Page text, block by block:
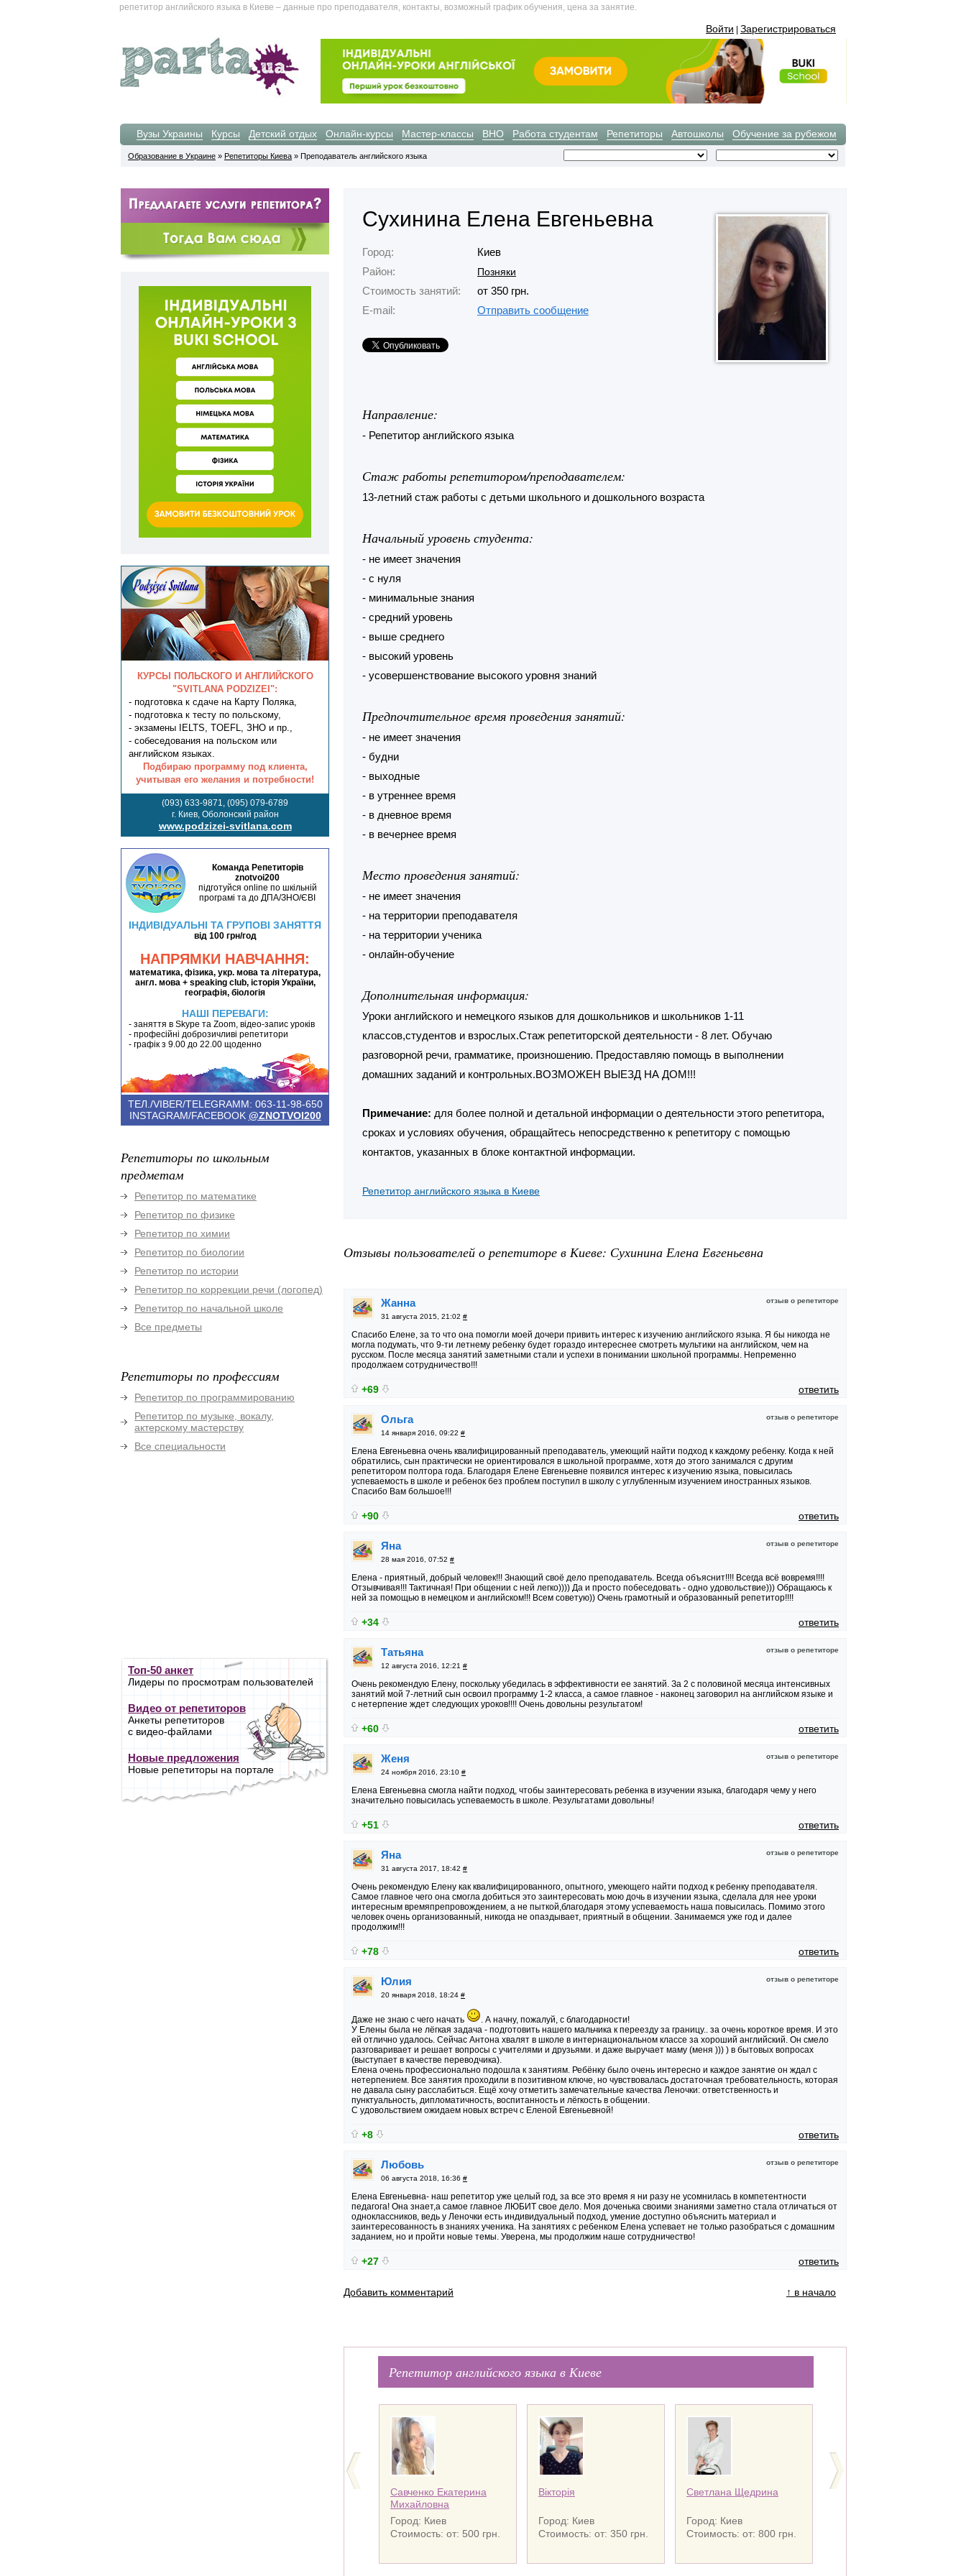
репетитор английского языка в Киеве – данные про преподавателя, контакты, возможный график обучения, цена за занятие.
Войти Зарегистрироваться
Вузы Украины Курсы Детский отдых Онлайн-курсы Мастер-классы ВНО Работа студентам Репетиторы Автошколы Обучение за рубежом
Образование в Украине » Репетиторы Киева » Преподаватель английского языка
Сухинина Елена Евгеньевна
Город:
Киев
Район:
Позняки
Стоимость занятий:
от 350 грн.
E-mail:
Отправить сообщение
Направление:
- Репетитор английского языка
Стаж работы репетитором/преподавателем:
13-летний стаж работы с детьми школьного и дошкольного возраста
Начальный уровень студента:
- не имеет значения
- с нуля
- минимальные знания
- средний уровень
- выше среднего
- высокий уровень
- усовершенствование высокого уровня знаний
Предпочтительное время проведения занятий:
- не имеет значения
- будни
- выходные
- в утреннее время
- в дневное время
- в вечернее время
Место проведения занятий:
- не имеет значения
- на территории преподавателя
- на территории ученика
- онлайн-обучение
Дополнительная информация:
Уроки английского и немецкого языков для дошкольников и школьников 1-11
классов,студентов и взрослых.Стаж репетиторской деятельности - 8 лет. Обучаю
разговорной речи, грамматике, произношению. Предоставляю помощь в выполнении
домашних заданий и контрольных.ВОЗМОЖЕН ВЫЕЗД НА ДОМ!!!
Примечание: для более полной и детальной информации о деятельности этого репетитора,
сроках и условиях обучения, обращайтесь непосредственно к репетитору с помощью
контактов, указанных в блоке контактной информации.
Репетитор английского языка в Киеве
Отзывы пользователей о репетиторе в Киеве: Сухинина Елена Евгеньевна
отзыв о репетиторе
Жанна
31 августа 2015, 21:02 #
Спасибо Елене, за то что она помогли моей дочери привить интерес к изучению английского языка. Я бы никогда не
могла подумать, что 9-ти летнему ребенку будет гораздо интереснее смотреть мультики на английском, чем на
русском. После месяца занятий заметными стали и успехи в понимании школьной программы. Непременно
продолжаем сотрудничество!!!
+69 ответить
отзыв о репетиторе
Ольга
14 января 2016, 09:22 #
Елена Евгеньевна очень квалифицированный преподаватель, умеющий найти подход к каждому ребенку. Когда к ней
обратились, сын практически не ориентировался в школьной программе, хотя до этого занимался с другим
репетитором полтора года. Благодаря Елене Евгеньевне появился интерес к изучению языка, повысилась
успеваемость в школе и ребенок без проблем поступил в школу с углубленным изучением иностранных языков.
Спасибо Вам большое!!!
+90 ответить
отзыв о репетиторе
Яна
28 мая 2016, 07:52 #
Елена - приятный, добрый человек!!! Знающий своё дело преподаватель. Всегда объяснит!!!! Всегда всё вовремя!!!!
Отзывчивая!!! Тактичная! При общении с ней легко)))) Да и просто побеседовать - одно удовольствие))) Обращаюсь к
ней за помощью в немецком и английском!!! Всем советую)) Очень грамотный и образованный репетитор!!!!
+34 ответить
отзыв о репетиторе
Татьяна
12 августа 2016, 12:21 #
Очень рекомендую Елену, поскольку убедилась в эффективности ее занятий. За 2 с половиной месяца интенсивных
занятий мой 7-летний сын освоил программу 1-2 класса, а самое главное - наконец заговорил на английском языке и
с нетерпение ждет следующих уроков!!!! Очень довольны результатом!
+60 ответить
отзыв о репетиторе
Женя
24 ноября 2016, 23:10 #
Елена Евгеньевна смогла найти подход, чтобы заинтересовать ребенка в изучении языка, благодаря чему у него
значительно повысилась успеваемость в школе. Результатами довольны!
+51 ответить
отзыв о репетиторе
Яна
31 августа 2017, 18:42 #
Очень рекомендую Елену как квалифицированного, опытного, умеющего найти подход к ребенку преподавателя.
Самое главное чего она смогла добиться это заинтересовать мою дочь в изучении языка, сделала для нее уроки
интересным времяпрепровождением, а не пыткой,благодаря этому успеваемость наша повысилась. Помимо этого
человек очень организованный, никогда не опаздывает, приятный в общении. Занимаемся уже год и далее
продолжим!!!
+78 ответить
отзыв о репетиторе
Юлия
20 января 2018, 18:24 #
Даже не знаю с чего начать
. А начну, пожалуй, с благодарности!
У Елены была не лёгкая задача - подготовить нашего мальчика к переезду за границу.. за очень короткое время. И это
ей отлично удалось. Сейчас Антона хвалят в школе в интернациональном классе за хороший английский. Он смело
разговаривает и решает вопросы с учителями и друзьями. и даже выручает маму (меня ))) ) в бытовых вопросах
(выступает в качестве переводчика).
Елена очень профессионально подошла к занятиям. Ребёнку было очень интересно и каждое занятие он ждал с
нетерпением. Все занятия проходили в позитивном ключе, но чувствовалась достаточная требовательность, которая
не давала сыну расслабиться. Ещё хочу отметить замечательные качества Леночки: ответственность и
пунктуальность, дипломатичность, воспитанность и лёгкость в общении.
С удовольствием ожидаем новых встреч с Еленой Евгеньевной!
+8 ответить
отзыв о репетиторе
Любовь
06 августа 2018, 16:36 #
Елена Евгеньевна- наш репетитор уже целый год, за все это время я ни разу не усомнилась в компетентности
педагога! Она знает,а самое главное ЛЮБИТ свое дело. Моя доченька своими знаниями заметно стала отличаться от
одноклассников, ведь у Леночки есть индивидуальный подход, умение доступно объяснить материал и
заинтересованность в знаниях ученика. На занятиях с ребенком Елена успевает не только разобраться с домашним
заданием, но и пройти новые темы. Уверена, мы продолжим наше сотрудничество!
+27 ответить
Добавить комментарий ↑ в начало
Репетитор английского языка в Киеве
Савченко Екатерина
Михайловна
Город: Киев
Стоимость: от: 500 грн.
Вікторія
Город: Киев
Стоимость: от: 350 грн.
Светлана Щедрина
Город: Киев
Стоимость: от: 800 грн.
КУРСЫ ПОЛЬСКОГО И АНГЛИЙСКОГО
"SVITLANA PODZIZEI":
- подготовка к сдаче на Карту Поляка,
- подготовка к тесту по польскому,
- экзамены IELTS, TOEFL, ЗНО и пр.,
- собеседования на польском или
английском языках.
Подбираю программу под клиента,
учитывая его желания и потребности!
(093) 633-9871, (095) 079-6789
г. Киев, Оболонский район
www.podzizei-svitlana.com
Команда Репетиторів
znotvoi200
підготуйся online по шкільній
програмі та до ДПА/ЗНО/ЄВІ
ІНДИВІДУАЛЬНІ ТА ГРУПОВІ ЗАНЯТТЯ
від 100 грн/год
НАПРЯМКИ НАВЧАННЯ:
математика, фізика, укр. мова та література,
англ. мова + speaking club, історія України,
географія, біологія
НАШІ ПЕРЕВАГИ:
- заняття в Skype та Zoom, відео-запис уроків
- професійні доброзичливі репетитори
- графік з 9.00 до 22.00 щоденно
ТЕЛ./VIBER/TELEGRAMM: 063-11-98-650
INSTAGRAM/FACEBOOK @ZNOTVOI200
Репетиторы по школьным
предметам
Репетитор по математике
Репетитор по физике
Репетитор по химии
Репетитор по биологии
Репетитор по истории
Репетитор по коррекции речи (логопед)
Репетитор по начальной школе
Все предметы
Репетиторы по профессиям
Репетитор по программированию
Репетитор по музыке, вокалу,
актерскому мастерству
Все специальности
Топ-50 анкет
Лидеры по просмотрам пользователей
Видео от репетиторов
Анкеты репетиторов
с видео-файлами
Новые предложения
Новые репетиторы на портале